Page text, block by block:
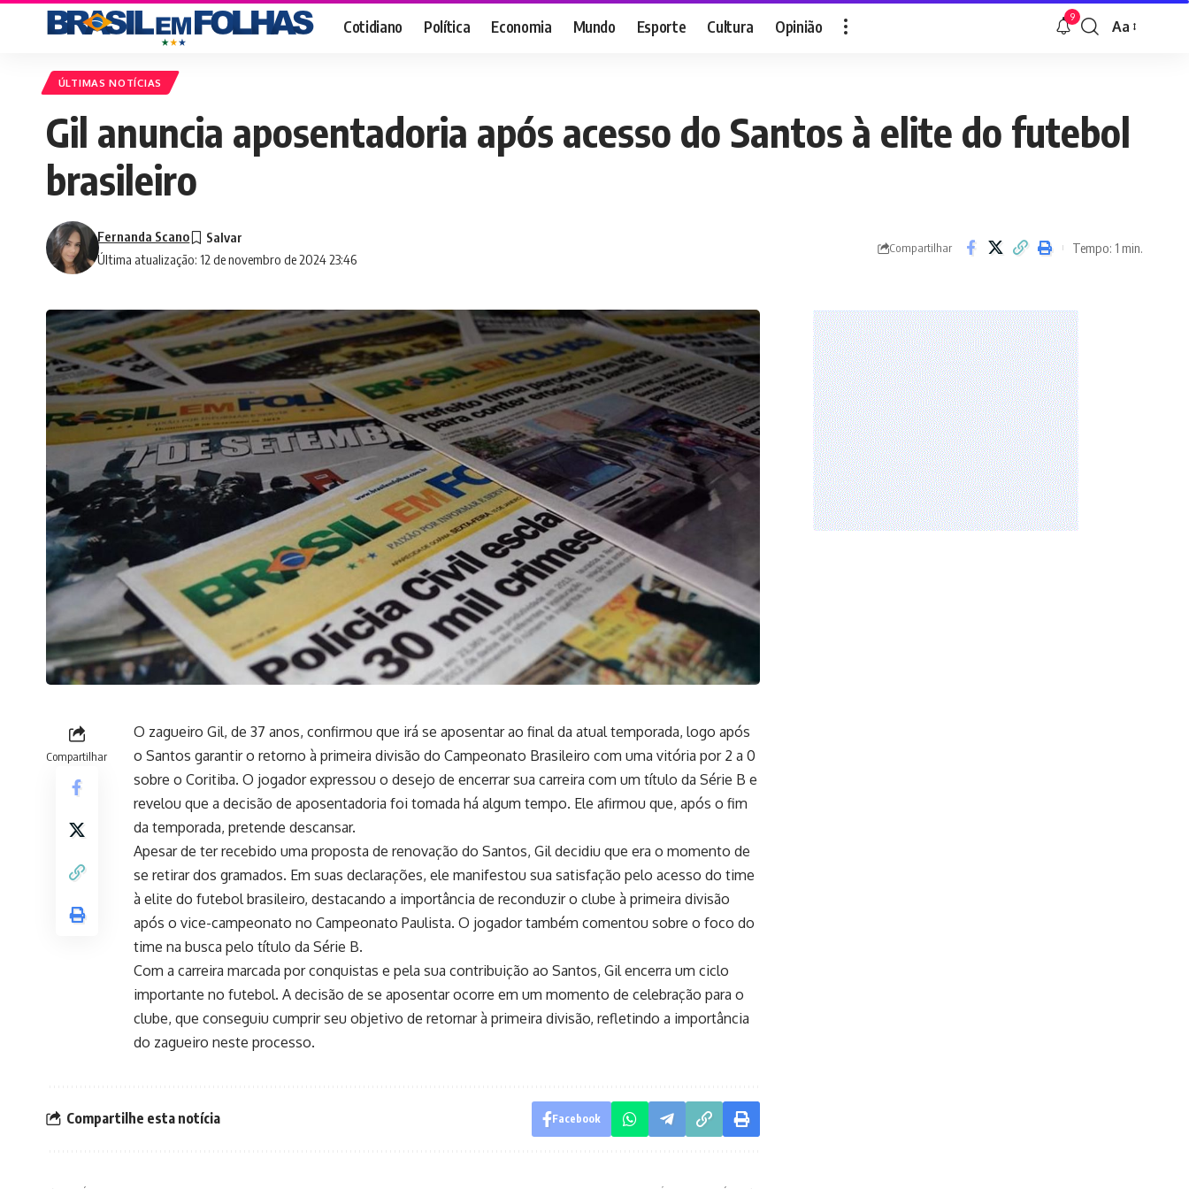
Cotidiano Política Economia Mundo Esporte Cultura Opinião 9
Font
Aa
ÚLTIMAS NOTÍCIAS
Gil anuncia aposentadoria após acesso do Santos à elite do futebol
brasileiro
Última atualização: 12 de novembro de 2024 23:46
Fernanda Scano
Compartilhar Tempo: 1 min.
Compartilhar
O zagueiro Gil, de 37 anos, confirmou que irá se aposentar ao final da atual temporada, logo após
o Santos garantir o retorno à primeira divisão do Campeonato Brasileiro com uma vitória por 2 a 0
sobre o Coritiba. O jogador expressou o desejo de encerrar sua carreira com um título da Série B e
revelou que a decisão de aposentadoria foi tomada há algum tempo. Ele afirmou que, após o fim
da temporada, pretende descansar.
Apesar de ter recebido uma proposta de renovação do Santos, Gil decidiu que era o momento de
se retirar dos gramados. Em suas declarações, ele manifestou sua satisfação pelo acesso do time
à elite do futebol brasileiro, destacando a importância de reconduzir o clube à primeira divisão
após o vice-campeonato no Campeonato Paulista. O jogador também comentou sobre o foco do
time na busca pelo título da Série B.
Com a carreira marcada por conquistas e pela sua contribuição ao Santos, Gil encerra um ciclo
importante no futebol. A decisão de se aposentar ocorre em um momento de celebração para o
clube, que conseguiu cumprir seu objetivo de retornar à primeira divisão, refletindo a importância
do zagueiro neste processo.
Compartilhe esta notícia Facebook